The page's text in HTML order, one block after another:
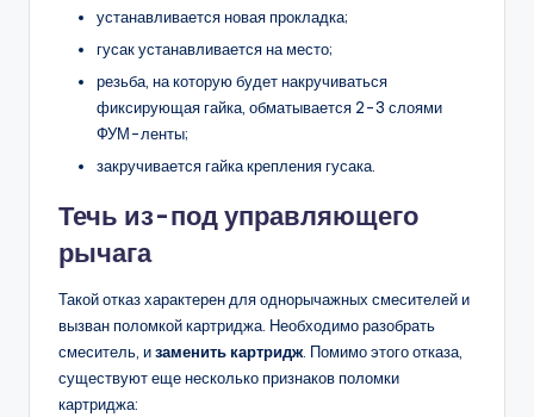
устанавливается новая прокладка;
гусак устанавливается на место;
резьба, на которую будет накручиваться
фиксирующая гайка, обматывается 2-3 слоями
ФУМ-ленты;
закручивается гайка крепления гусака.
Течь из-под управляющего
рычага
Такой отказ характерен для однорычажных смесителей и
вызван поломкой картриджа. Необходимо разобрать
смеситель, изаменить картридж. Помимо этого отказа,
существуют еще несколько признаков поломки
картриджа: